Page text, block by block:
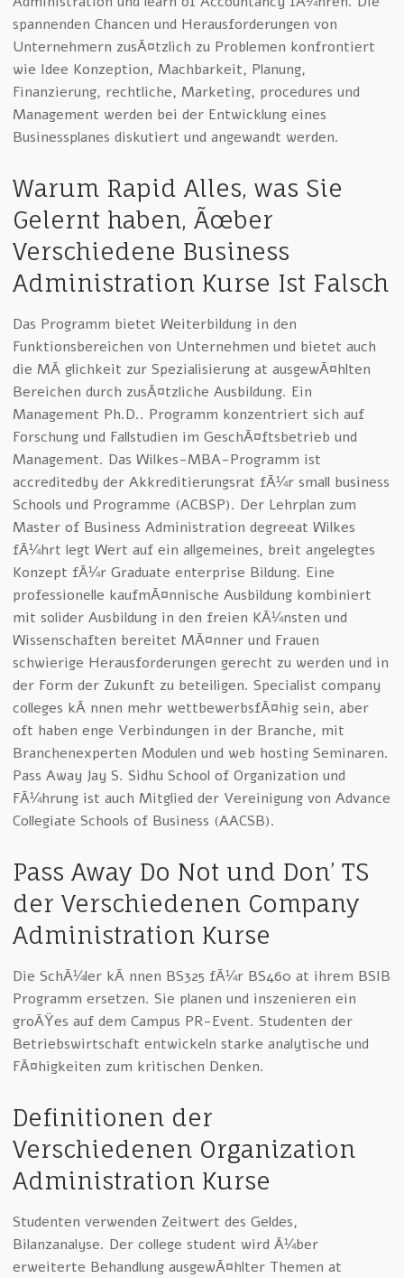
spannenden Chancen und Herausforderungen von
Unternehmern zusÃ¤tzlich zu Problemen konfrontiert
wie Idee Konzeption, Machbarkeit, Planung,
Finanzierung, rechtliche, Marketing, procedures und
Management werden bei der Entwicklung eines
Businessplanes diskutiert und angewandt werden.
Warum Rapid Alles, was Sie
Gelernt haben, Ãœber
Verschiedene Business
Administration Kurse Ist Falsch
Das Programm bietet Weiterbildung in den
Funktionsbereichen von Unternehmen und bietet auch
die MÃ¶glichkeit zur Spezialisierung at ausgewÃ¤hlten
Bereichen durch zusÃ¤tzliche Ausbildung. Ein
Management Ph.D.. Programm konzentriert sich auf
Forschung und Fallstudien im GeschÃ¤ftsbetrieb und
Management. Das Wilkes-MBA-Programm ist
accreditedby der Akkreditierungsrat fÃ¼r small business
Schools und Programme (ACBSP). Der Lehrplan zum
Master of Business Administration degreeat Wilkes
fÃ¼hrt legt Wert auf ein allgemeines, breit angelegtes
Konzept fÃ¼r Graduate enterprise Bildung. Eine
professionelle kaufmÃ¤nnische Ausbildung kombiniert
mit solider Ausbildung in den freien KÃ¼nsten und
Wissenschaften bereitet MÃ¤nner und Frauen
schwierige Herausforderungen gerecht zu werden und in
der Form der Zukunft zu beteiligen. Specialist company
colleges kÃ¶nnen mehr wettbewerbsfÃ¤hig sein, aber
oft haben enge Verbindungen in der Branche, mit
Branchenexperten Modulen und web hosting Seminaren.
Pass Away Jay S. Sidhu School of Organization und
FÃ¼hrung ist auch Mitglied der Vereinigung von Advance
Collegiate Schools of Business (AACSB).
Pass Away Do Not und Don’ TS
der Verschiedenen Company
Administration Kurse
Die SchÃ¼ler kÃ¶nnen BS325 fÃ¼r BS460 at ihrem BSIB
Programm ersetzen. Sie planen und inszenieren ein
groÃŸes auf dem Campus PR-Event. Studenten der
Betriebswirtschaft entwickeln starke analytische und
FÃ¤higkeiten zum kritischen Denken.
Definitionen der
Verschiedenen Organization
Administration Kurse
Studenten verwenden Zeitwert des Geldes,
Bilanzanalyse. Der college student wird Ã¼ber
erweiterte Behandlung ausgewÃ¤hlter Themen at